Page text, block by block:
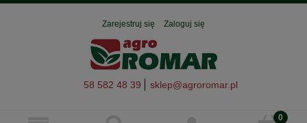
Zarejestruj się Zaloguj się
58 582 48 39 sklep@agroromar.pl